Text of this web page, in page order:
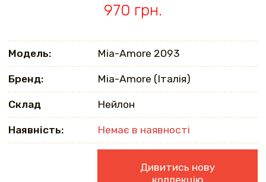
970 грн.
Модель: Mia-Amore 2093
Бренд: Mia-Amore (Італія)
Склад Нейлон
Наявність: Немає в наявності
Дивитись нову
коллекцію